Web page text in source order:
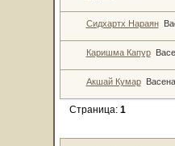
Сидхартх Нараян
Каришма Капур
Акшай Кумар Васена
Страница: 1